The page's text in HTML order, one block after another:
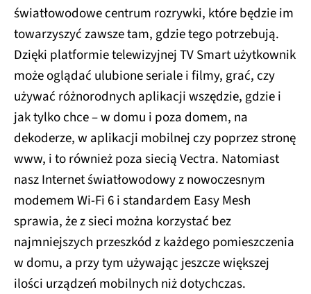
światłowodowe centrum rozrywki, które będzie im
towarzyszyć zawsze tam, gdzie tego potrzebują.
Dzięki platformie telewizyjnej TV Smart użytkownik
może oglądać ulubione seriale i filmy, grać, czy
używać różnorodnych aplikacji wszędzie, gdzie i
jak tylko chce – w domu i poza domem, na
dekoderze, w aplikacji mobilnej czy poprzez stronę
www, i to również poza siecią Vectra. Natomiast
nasz Internet światłowodowy z nowoczesnym
modemem Wi-Fi 6 i standardem Easy Mesh
sprawia, że z sieci można korzystać bez
najmniejszych przeszkód z każdego pomieszczenia
w domu, a przy tym używając jeszcze większej
ilości urządzeń mobilnych niż dotychczas.